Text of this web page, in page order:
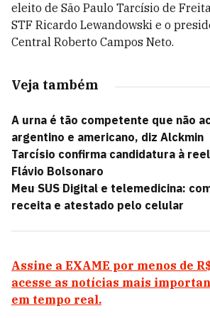
eleito de São Paulo Tarcísio de
STF Ricardo Lewandowski e o
Central Roberto Campos Neto.
Veja também
A urna é tão competente que não
argentino e americano, diz Alckmin
Tarcísio confirma candidatura à
Flávio Bolsonaro
Meu SUS Digital e telemedicina:
receita e atestado pelo celular
Assine a EXAME por menos de
acesse as notícias mais
em tempo real.